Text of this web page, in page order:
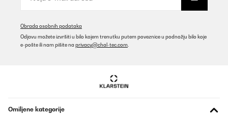
27/05/2025
calidad del agua es excelente. Con una buena presion y al ser de
800 GDP, el flujo de agua es constante y bastante rapido. Si ya
que instalas, te va a parecer un poco lioso, aunque en YouTube
Obrada osobnih podataka
Odjavu možete izvršiti u bilo kojem trenutku putem poveznice u podnožju bilo koje
e-pošte ili nam pišite na privacy@chal-tec.com
Omiljene kategorije